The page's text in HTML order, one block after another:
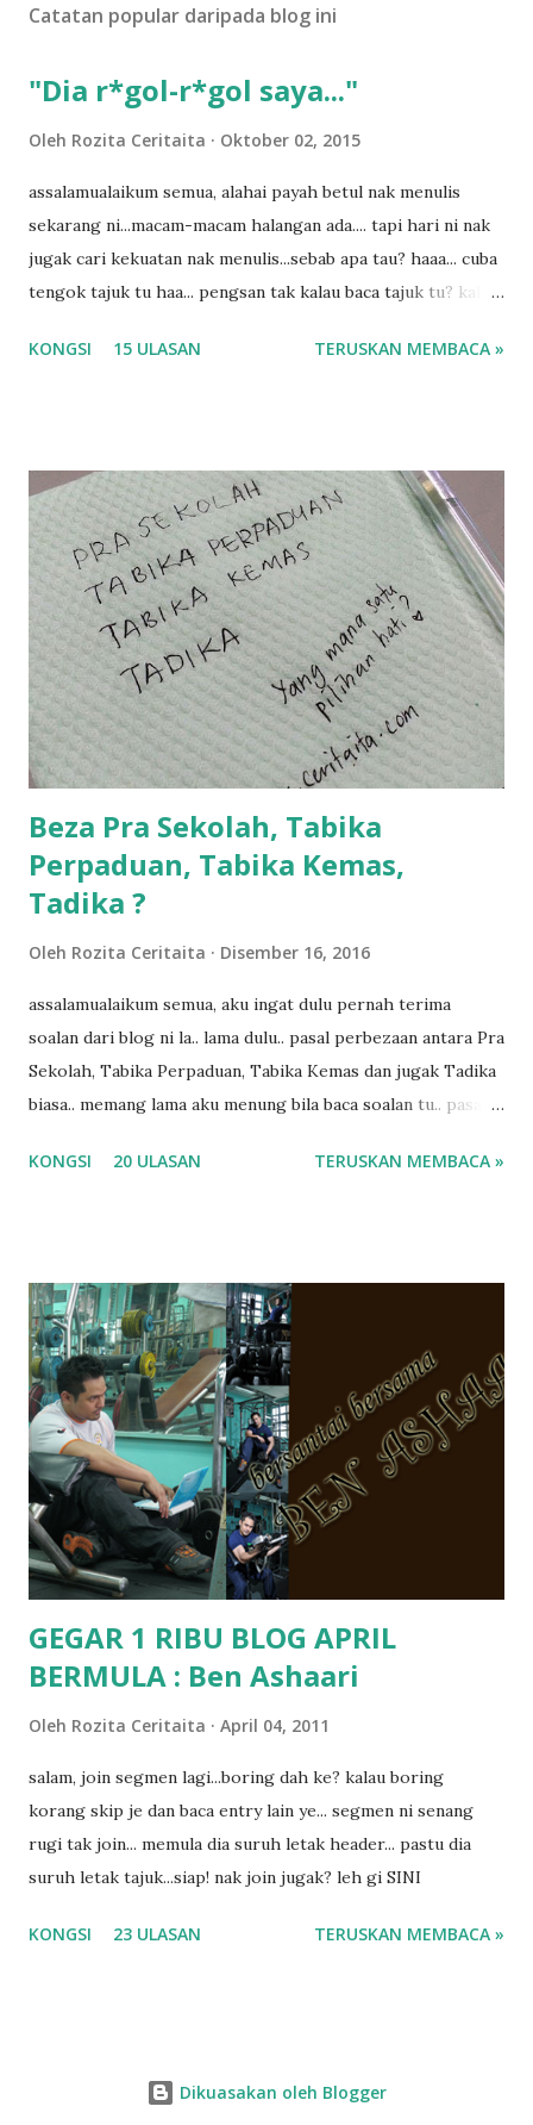
lCatatan popular daripada blog ini
"Dia r*gol-r*gol saya..."
Oleh Rozita Ceritaita Oktober 02, 2015
assalamualaikum semua, alahai payah betul nak menulis
sekarang ni...macam-macam halangan ada.... tapi hari ni nak
jugak cari kekuatan nak menulis...sebab apa tau? haaa... cuba
tengok tajuk tu haa... pengsan tak kalau baca tajuk tu? kalau
tau? yang sebut tu anak aku....diulangi ANAK AKU ....adoiiii
balik keja aku ajak la shah singgah Giant beli barang
sikit...dalam perjalanan dari dalam kereta tu biasalah kan
kami memang akan pimpin anak-anak jalan sampai masuk
dalam... dan kebiasanya bagi anak 4 macam kami ni bahagi-
bahagi lah siapa nak pimpin siapa... dan biasanya aku akan
dukung adik hadi sambil pimpin kakak husna... yang abg
ngah dengan abg long terserah pada shah la pulak.. tapi
kalau ikut anak-anak semua nak ummi pimpin... ajer rebeh
ba...
KONGSI 15 ULASAN TERUSKAN MEMBACA »
Beza Pra Sekolah, Tabika
Perpaduan, Tabika Kemas,
Tadika ?
Oleh Rozita Ceritaita Disember 16, 2016
assalamualaikum semua, aku ingat dulu pernah terima
soalan dari blog ni la.. lama dulu.. pasal perbezaan antara Pra
Sekolah, Tabika Perpaduan, Tabika Kemas dan jugak Tadika
biasa.. memang lama aku menung bila baca soalan tu.. pasal
ko.. masa tu aku baru je ada anak sorang dan aku hentam je
tanya sapa-sapa pun masa tu.. bila fikir-fikirkan balik terasa
jugak masa alahai teruknya kami sebagai ibubapa.. dan kami
terasa jugak semakin teruk bila abg long dah masuk 2 tahun
kat salah satu tadika swasta ni.. tapi nampaknya kenal huruf
pun tak tau.. pengsan aku bila ingat balik.. aku mula fikir
mungkin sebab abg long sendiri jenis budak yang ada
masalah dyslexia.. tapi minor la.. nanti la aku cerita pasal
dyslexia tu.. lepas tu kami buat keputusan pu...
KONGSI 20 ULASAN TERUSKAN MEMBACA »
GEGAR 1 RIBU BLOG APRIL
BERMULA : Ben Ashaari
Oleh Rozita Ceritaita April 04, 2011
salam, join segmen lagi...boring dah ke? kalau boring
korang skip je dan baca entry lain ye... segmen ni senang
rugi tak join... memula dia suruh letak header... pastu dia
suruh letak tajuk...siap! nak join jugak? leh gi SINI
KONGSI 23 ULASAN TERUSKAN MEMBACA »
Dikuasakan oleh Blogger